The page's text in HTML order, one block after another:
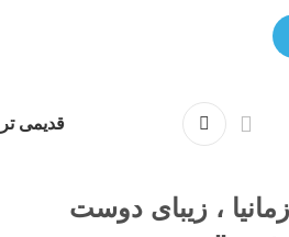
قدیمی تر
، زیبای دوست